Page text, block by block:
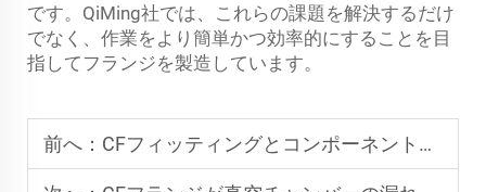
です。QiMing社では、これらの課題を解決するだけ
でなく、作業をより簡単かつ効率的にすることを目
指してフランジを製造しています。
前へ： CFフィッティングとコンポーネントの互換性を決定するもの